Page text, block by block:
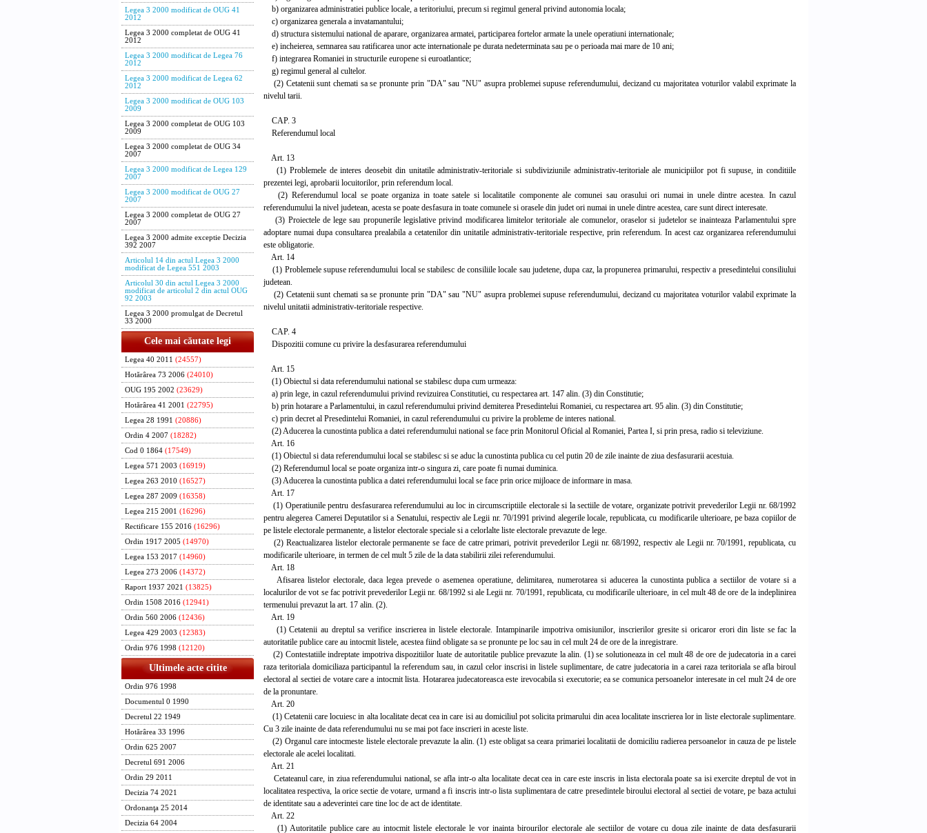
Legea 3 2000 modificat de OUG 41
2012
Legea 3 2000 completat de OUG 41
2012
Legea 3 2000 modificat de Legea 76
2012
Legea 3 2000 modificat de Legea 62
2012
Legea 3 2000 modificat de OUG 103
2009
Legea 3 2000 completat de OUG 103
2009
Legea 3 2000 completat de OUG 34
2007
Legea 3 2000 modificat de Legea 129
2007
Legea 3 2000 modificat de OUG 27
2007
Legea 3 2000 completat de OUG 27
2007
Legea 3 2000 admite exceptie Decizia
392 2007
Articolul 14 din actul Legea 3 2000
modificat de Legea 551 2003
Articolul 30 din actul Legea 3 2000
modificat de articolul 2 din actul OUG
92 2003
Legea 3 2000 promulgat de Decretul
33 2000
Cele mai căutate legi
Legea 40 2011 (24557)
Hotărârea 73 2006 (24010)
OUG 195 2002 (23629)
Hotărârea 41 2001 (22795)
Legea 28 1991 (20886)
Ordin 4 2007 (18282)
Cod 0 1864 (17549)
Legea 571 2003 (16919)
Legea 263 2010 (16527)
Legea 287 2009 (16358)
Legea 215 2001 (16296)
Rectificare 155 2016 (16296)
Ordin 1917 2005 (14970)
Legea 153 2017 (14960)
Legea 273 2006 (14372)
Raport 1937 2021 (13825)
Ordin 1508 2016 (12941)
Ordin 560 2006 (12436)
Legea 429 2003 (12383)
Ordin 976 1998 (12120)
Ultimele acte citite
Ordin 976 1998
Documentul 0 1990
Decretul 22 1949
Hotărârea 33 1996
Ordin 625 2007
Decretul 691 2006
Ordin 29 2011
Decizia 74 2021
Ordonanţa 25 2014
Decizia 64 2004
b) organizarea administratiei publice locale, a teritoriului, precum si regimul general privind autonomia locala;
c) organizarea generala a invatamantului;
d) structura sistemului national de aparare, organizarea armatei, participarea fortelor armate la unele operatiuni internationale;
e) incheierea, semnarea sau ratificarea unor acte internationale pe durata nedeterminata sau pe o perioada mai mare de 10 ani;
f) integrarea Romaniei in structurile europene si euroatlantice;
g) regimul general al cultelor.
(2) Cetatenii sunt chemati sa se pronunte prin "DA" sau "NU" asupra problemei supuse referendumului, decizand cu majoritatea voturilor valabil exprimate la
nivelul tarii.
CAP. 3
Referendumul local
Art. 13
(1) Problemele de interes deosebit din unitatile administrativ-teritoriale si subdiviziunile administrativ-teritoriale ale municipiilor pot fi supuse, in conditiile
prezentei legi, aprobarii locuitorilor, prin referendum local.
(2) Referendumul local se poate organiza in toate satele si localitatile componente ale comunei sau orasului ori numai in unele dintre acestea. In cazul
referendumului la nivel judetean, acesta se poate desfasura in toate comunele si orasele din judet ori numai in unele dintre acestea, care sunt direct interesate.
(3) Proiectele de lege sau propunerile legislative privind modificarea limitelor teritoriale ale comunelor, oraselor si judetelor se inainteaza Parlamentului spre
adoptare numai dupa consultarea prealabila a cetatenilor din unitatile administrativ-teritoriale respective, prin referendum. In acest caz organizarea referendumului
este obligatorie.
Art. 14
(1) Problemele supuse referendumului local se stabilesc de consiliile locale sau judetene, dupa caz, la propunerea primarului, respectiv a presedintelui consiliului
judetean.
(2) Cetatenii sunt chemati sa se pronunte prin "DA" sau "NU" asupra problemei supuse referendumului, decizand cu majoritatea voturilor valabil exprimate la
nivelul unitatii administrativ-teritoriale respective.
CAP. 4
Dispozitii comune cu privire la desfasurarea referendumului
Art. 15
(1) Obiectul si data referendumului national se stabilesc dupa cum urmeaza:
a) prin lege, in cazul referendumului privind revizuirea Constitutiei, cu respectarea art. 147 alin. (3) din Constitutie;
b) prin hotarare a Parlamentului, in cazul referendumului privind demiterea Presedintelui Romaniei, cu respectarea art. 95 alin. (3) din Constitutie;
c) prin decret al Presedintelui Romaniei, in cazul referendumului cu privire la probleme de interes national.
(2) Aducerea la cunostinta publica a datei referendumului national se face prin Monitorul Oficial al Romaniei, Partea I, si prin presa, radio si televiziune.
Art. 16
(1) Obiectul si data referendumului local se stabilesc si se aduc la cunostinta publica cu cel putin 20 de zile inainte de ziua desfasurarii acestuia.
(2) Referendumul local se poate organiza intr-o singura zi, care poate fi numai duminica.
(3) Aducerea la cunostinta publica a datei referendumului local se face prin orice mijloace de informare in masa.
Art. 17
(1) Operatiunile pentru desfasurarea referendumului au loc in circumscriptiile electorale si la sectiile de votare, organizate potrivit prevederilor Legii nr. 68/1992
pentru alegerea Camerei Deputatilor si a Senatului, respectiv ale Legii nr. 70/1991 privind alegerile locale, republicata, cu modificarile ulterioare, pe baza copiilor de
pe listele electorale permanente, a listelor electorale speciale si a celorlalte liste electorale prevazute de lege.
(2) Reactualizarea listelor electorale permanente se face de catre primari, potrivit prevederilor Legii nr. 68/1992, respectiv ale Legii nr. 70/1991, republicata, cu
modificarile ulterioare, in termen de cel mult 5 zile de la data stabilirii zilei referendumului.
Art. 18
Afisarea listelor electorale, daca legea prevede o asemenea operatiune, delimitarea, numerotarea si aducerea la cunostinta publica a sectiilor de votare si a
localurilor de vot se fac potrivit prevederilor Legii nr. 68/1992 si ale Legii nr. 70/1991, republicata, cu modificarile ulterioare, in cel mult 48 de ore de la indeplinirea
termenului prevazut la art. 17 alin. (2).
Art. 19
(1) Cetatenii au dreptul sa verifice inscrierea in listele electorale. Intampinarile impotriva omisiunilor, inscrierilor gresite si oricaror erori din liste se fac la
autoritatile publice care au intocmit listele, acestea fiind obligate sa se pronunte pe loc sau in cel mult 24 de ore de la inregistrare.
(2) Contestatiile indreptate impotriva dispozitiilor luate de autoritatile publice prevazute la alin. (1) se solutioneaza in cel mult 48 de ore de judecatoria in a carei
raza teritoriala domiciliaza participantul la referendum sau, in cazul celor inscrisi in listele suplimentare, de catre judecatoria in a carei raza teritoriala se afla biroul
electoral al sectiei de votare care a intocmit lista. Hotararea judecatoreasca este irevocabila si executorie; ea se comunica persoanelor interesate in cel mult 24 de ore
de la pronuntare.
Art. 20
(1) Cetatenii care locuiesc in alta localitate decat cea in care isi au domiciliul pot solicita primarului din acea localitate inscrierea lor in liste electorale suplimentare.
Cu 3 zile inainte de data referendumului nu se mai pot face inscrieri in aceste liste.
(2) Organul care intocmeste listele electorale prevazute la alin. (1) este obligat sa ceara primariei localitatii de domiciliu radierea persoanelor in cauza de pe listele
electorale ale acelei localitati.
Art. 21
Cetateanul care, in ziua referendumului national, se afla intr-o alta localitate decat cea in care este inscris in lista electorala poate sa isi exercite dreptul de vot in
localitatea respectiva, la orice sectie de votare, urmand a fi inscris intr-o lista suplimentara de catre presedintele biroului electoral al sectiei de votare, pe baza actului
de identitate sau a adeverintei care tine loc de act de identitate.
Art. 22
(1) Autoritatile publice care au intocmit listele electorale le vor inainta birourilor electorale ale sectiilor de votare cu doua zile inainte de data desfasurarii